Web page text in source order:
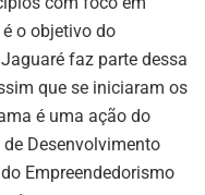
o objetivo do
faz parte dessa
que se iniciaram os
é uma ação do
Desenvolvimento
Empreendedorismo